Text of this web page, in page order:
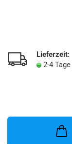
Lieferzeit:
2-4 Tage